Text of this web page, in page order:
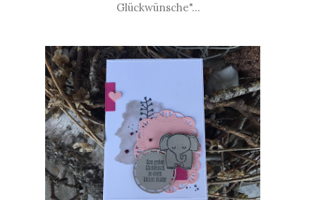
Glückwünsche"...